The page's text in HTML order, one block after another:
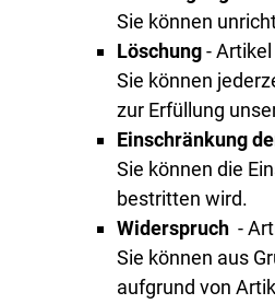
Sie können
Löschung- Artikel
Sie können
zur Erfüllung
Einschränkung
Sie können die
bestritten wird.
Widerspruch -
Sie können aus
aufgrund von